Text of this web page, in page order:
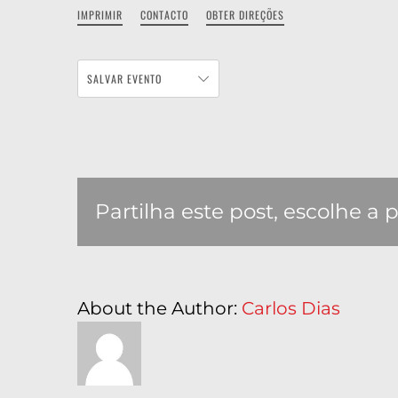
IMPRIMIR CONTACTO OBTER DIREÇÕES
SALVAR EVENTO
Partilha este post, escolhe a
About the Author: Carlos Dias